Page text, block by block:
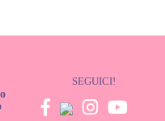
SEGUICI!